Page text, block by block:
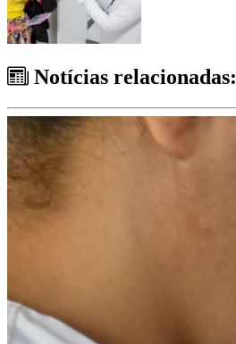
Notícias relacionadas: